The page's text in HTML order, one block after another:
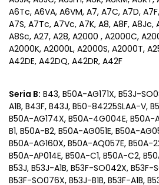
A6Tc, A6VA, A6VM, A7, A7C, A7D,
A7S, A7Tc, A7Vc, A7K, A8, A8F, A8Jc,
A8Sc, A27, A28, A2000 , A2000C,
A2000K, A2000L, A2000S, A2000T,
A42DE, A42DQ, A42DR, A42F
Seria B: B43, B50A-AG171X, B53J-
A1B, B43F, B43J, B50-84225SLAA-V,
B50A-AG174X, B50A-4G004E, B50A-
B1, B50A-B2, B50A-AG051E, B50A-
B50A-AG160X, B50A-AQ057E, B50A-
B50A-AP014E, B50A-C1, B50A-C2,
B53J, B53J-A1B, B53F-SO042X,
B53F-SO076X, B53J-B1B, B53F-A1B,